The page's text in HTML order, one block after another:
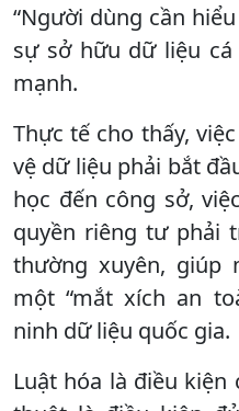
“Người dùng cần
sự sở hữu dữ liệu cá
mạnh.
Thực tế cho thấy,
vệ dữ liệu phải bắt
học đến công sở,
quyền riêng tư phải
thường xuyên, giúp
một “mắt xích an
ninh dữ liệu quốc gia.
Luật hóa là điều